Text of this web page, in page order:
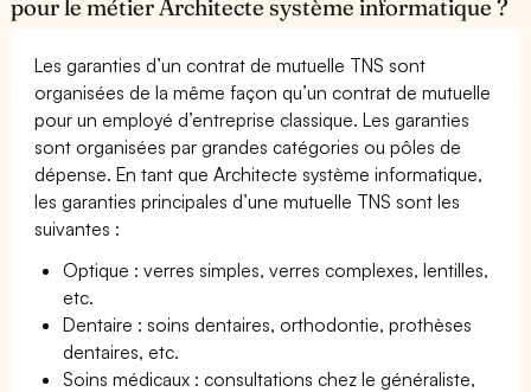
pour le métier Architecte système informatique ?
Les garanties d’un contrat de mutuelle TNS sont
organisées de la même façon qu’un contrat de mutuelle
pour un employé d’entreprise classique. Les garanties
sont organisées par grandes catégories ou pôles de
dépense. En tant que Architecte système informatique,
les garanties principales d’une mutuelle TNS sont les
suivantes :
Optique : verres simples, verres complexes, lentilles,
etc.
Dentaire : soins dentaires, orthodontie, prothèses
dentaires, etc.
Soins médicaux : consultations chez le généraliste,